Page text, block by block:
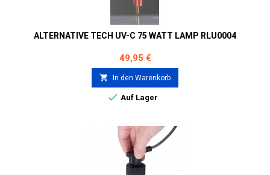
ALTERNATIVE TECH UV-C 75 WATT LAMP RLU0004
Preis
49,95 €
 In den Warenkorb
 Auf Lager